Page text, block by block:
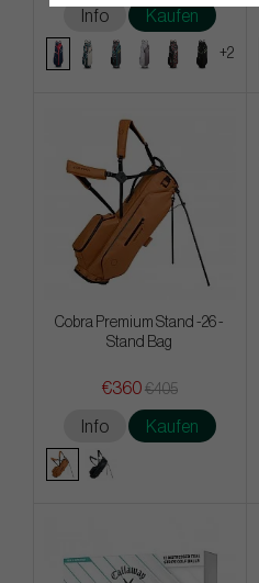
Info Kaufen
+2
Cobra Premium Stand -26 -
Stand Bag
€360 €405
Info Kaufen